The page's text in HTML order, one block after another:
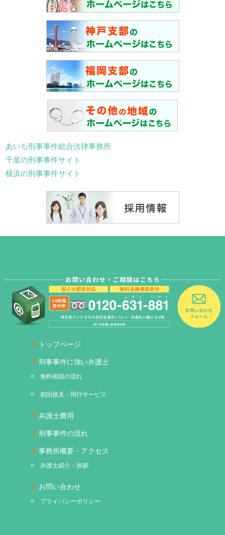
あいち刑事事件総合法律事務所
千葉の刑事事件サイト
横浜の刑事事件サイト
トップページ
刑事事件に強い弁護士
無料相談の流れ
初回接見・同行サービス
弁護士費用
刑事事件の流れ
事務所概要・アクセス
弁護士紹介・挨拶
お問い合わせ
プライバシーポリシー